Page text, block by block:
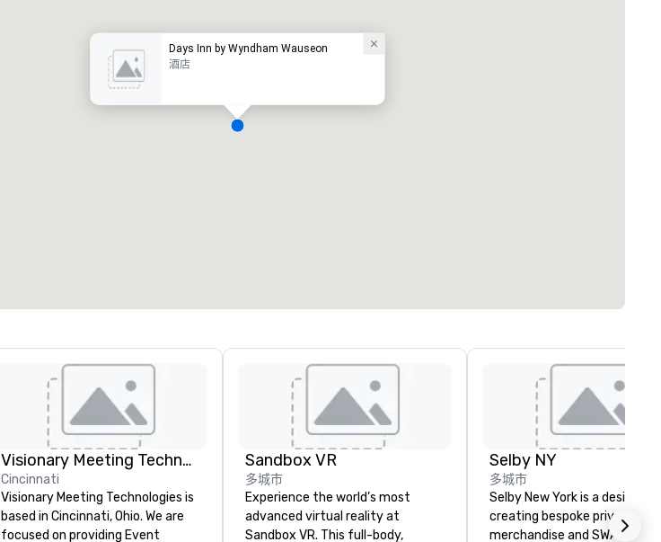
Days Inn by Wyndham Wauseon
酒店
Visionary Meeting Technologies
Cincinnati
Visionary Meeting Technologies is
based in Cincinnati, Ohio. We are
focused on providing Event
Sandbox VR
多城市
Experience the world’s most
advanced virtual reality at
Sandbox VR. This full-body,
Selby NY
多城市
Selby New York is a design
creating bespoke private
merchandise and SWAG for